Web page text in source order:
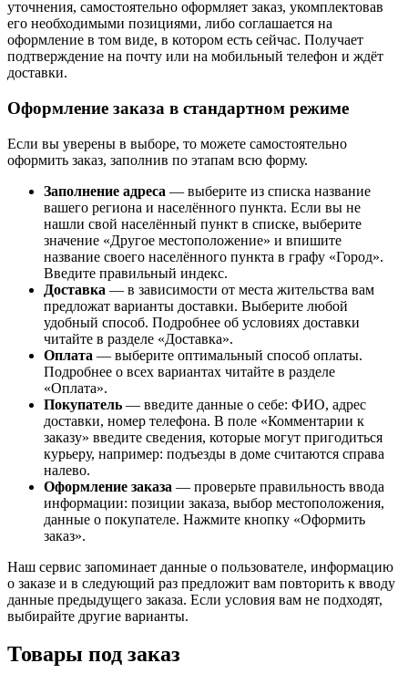
уточнения, самостоятельно оформляет заказ, укомплектовав
его необходимыми позициями, либо соглашается на
оформление в том виде, в котором есть сейчас. Получает
подтверждение на почту или на мобильный телефон и ждёт
доставки.
Оформление заказа в стандартном режиме
Если вы уверены в выборе, то можете самостоятельно
оформить заказ, заполнив по этапам всю форму.
Заполнение адреса — выберите из списка название
вашего региона и населённого пункта. Если вы не
нашли свой населённый пункт в списке, выберите
значение «Другое местоположение» и впишите
название своего населённого пункта в графу «Город».
Введите правильный индекс.
Доставка — в зависимости от места жительства вам
предложат варианты доставки. Выберите любой
удобный способ. Подробнее об условиях доставки
читайте в разделе «Доставка».
Оплата — выберите оптимальный способ оплаты.
Подробнее о всех вариантах читайте в разделе
«Оплата».
Покупатель — введите данные о себе: ФИО, адрес
доставки, номер телефона. В поле «Комментарии к
заказу» введите сведения, которые могут пригодиться
курьеру, например: подъезды в доме считаются справа
налево.
Оформление заказа — проверьте правильность ввода
информации: позиции заказа, выбор местоположения,
данные о покупателе. Нажмите кнопку «Оформить
заказ».
Наш сервис запоминает данные о пользователе, информацию
о заказе и в следующий раз предложит вам повторить к вводу
данные предыдущего заказа. Если условия вам не подходят,
выбирайте другие варианты.
Товары под заказ